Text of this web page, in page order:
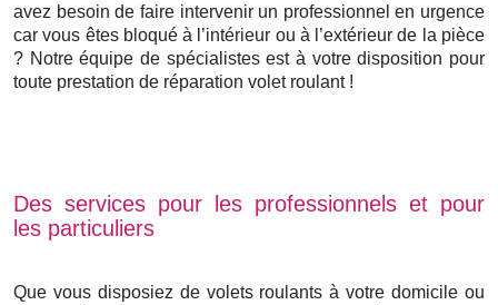
avez besoin de faire intervenir un professionnel en urgence
car vous êtes bloqué à l’intérieur ou à l’extérieur de la pièce
? Notre équipe de spécialistes est à votre disposition pour
toute prestation de réparation volet roulant !
Des services pour les professionnels et pour
les particuliers
Que vous disposiez de volets roulants à votre domicile ou